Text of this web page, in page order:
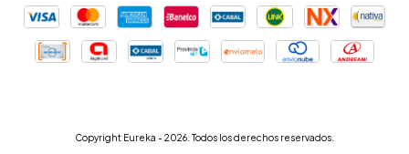
Copyright Eureka - 2026. Todos los derechos reservados.